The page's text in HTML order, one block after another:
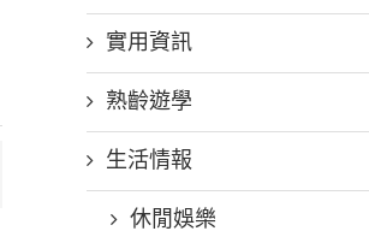
實用資訊
熟齡遊學
生活情報
休閒娛樂